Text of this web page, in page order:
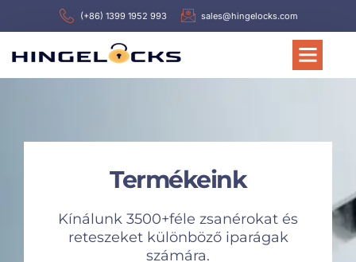
(+86) 1399 1952 993 sales@hingelocks.com
Termékeink
Kínálunk 3500+féle zsanérokat és
reteszeket különböző iparágak
számára.